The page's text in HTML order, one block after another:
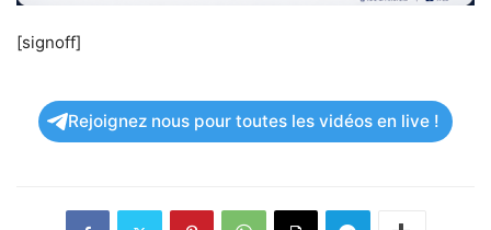
[signoff]
Rejoignez nous pour toutes les vidéos en live !